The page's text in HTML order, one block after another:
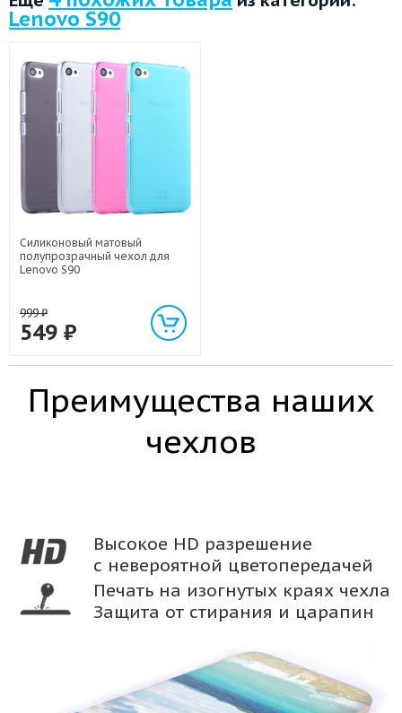
Lenovo S90
Силиконовый матовый
полупрозрачный чехол для
Lenovo S90
999₽
549 ₽
Преимущества наших
чехлов
Высокое HD разрешение
с невероятной цветопередачей
Печать на изогнутых краях чехла
Защита от стирания и царапин